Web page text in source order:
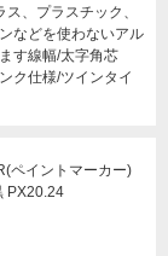
、プラスチック、
などを使わないアル
す線幅/太字角芯
ク仕様/ツインタイ
ペイントマーカー)
PX20.24